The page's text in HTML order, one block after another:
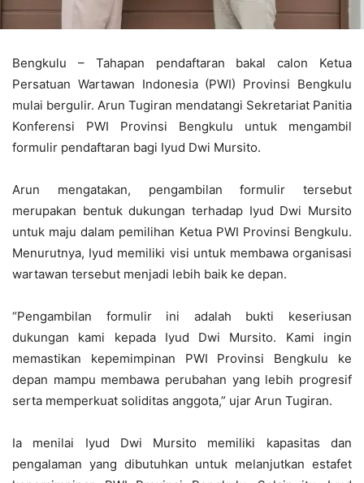
Bengkulu – Tahapan pendaftaran bakal calon Ketua
Persatuan Wartawan Indonesia (PWI) Provinsi Bengkulu
mulai bergulir. Arun Tugiran mendatangi Sekretariat Panitia
Konferensi PWI Provinsi Bengkulu untuk mengambil
formulir pendaftaran bagi Iyud Dwi Mursito.
Arun mengatakan, pengambilan formulir tersebut
merupakan bentuk dukungan terhadap Iyud Dwi Mursito
untuk maju dalam pemilihan Ketua PWI Provinsi Bengkulu.
Menurutnya, Iyud memiliki visi untuk membawa organisasi
wartawan tersebut menjadi lebih baik ke depan.
“Pengambilan formulir ini adalah bukti keseriusan
dukungan kami kepada Iyud Dwi Mursito. Kami ingin
memastikan kepemimpinan PWI Provinsi Bengkulu ke
depan mampu membawa perubahan yang lebih progresif
serta memperkuat soliditas anggota,” ujar Arun Tugiran.
Ia menilai Iyud Dwi Mursito memiliki kapasitas dan
pengalaman yang dibutuhkan untuk melanjutkan estafet